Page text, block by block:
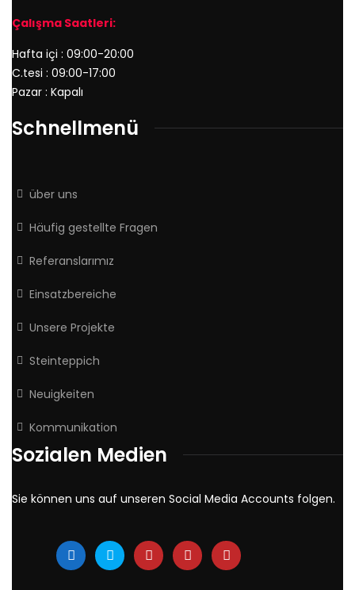
Çalışma Saatleri:
Hafta içi : 09:00-20:00
C.tesi : 09:00-17:00
Pazar : Kapalı
Schnellmenü
über uns
Häufig gestellte Fragen
Referanslarımız
Einsatzbereiche
Unsere Projekte
Steinteppich
Neuigkeiten
Kommunikation
Sozialen Medien
Sie können uns auf unseren Social Media Accounts folgen.